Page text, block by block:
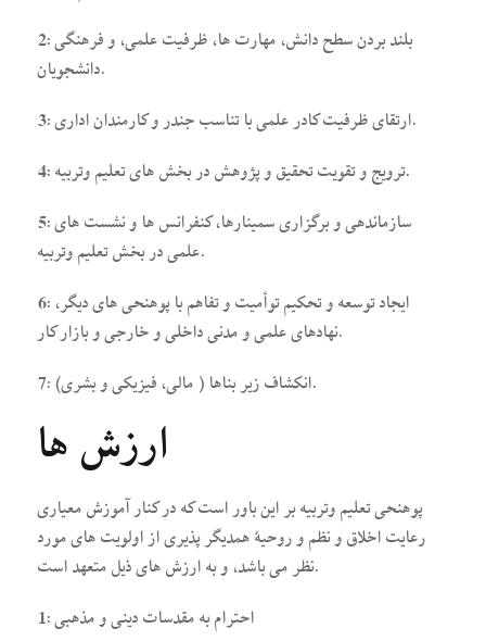
2: بلند بردن سطح دانش، مهارت ها، ظرفیت علمی، و فرهنگی
دانشجویان.
3: ارتقای ظرفیت کادر علمی با تناسب جندر و کارمندان اداری.
4: ترویج و تقویت تحقیق و پژوهش در بخش های تعلیم وتربیه.
5: سازماندهی و برگزاری سمینارها، کنفرانس ها و نشست های
علمی در بخش تعلیم وتربیه.
6: ایجاد توسعه و تحکیم توأمیت و تفاهم با پوهنحی های دیگر،
نهادهای علمی و مدنی داخلی و خارجی و بازار کار.
7: انکشاف زیر بناها ( مالی، فیزیکی و بشری).
ارزش ها
پوهنحی تعلیم وتربیه بر این باور است که در کنار آموزش معیاری
رعایت اخلاق و نظم و روحیۀ همدیگر پذیری از اولویت های مورد
نظر می باشد، و به ارزش های ذیل متعهد است.
1: احترام به مقدسات دینی و مذهبی